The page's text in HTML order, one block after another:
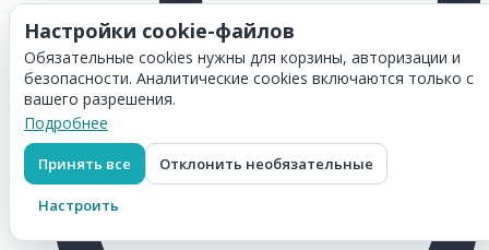
Настройки cookie-файлов
Обязательные cookies нужны для корзины, авторизации и
безопасности. Аналитические cookies включаются только с
вашего разрешения.
Подробнее
Принять все Отклонить необязательные
Настроить